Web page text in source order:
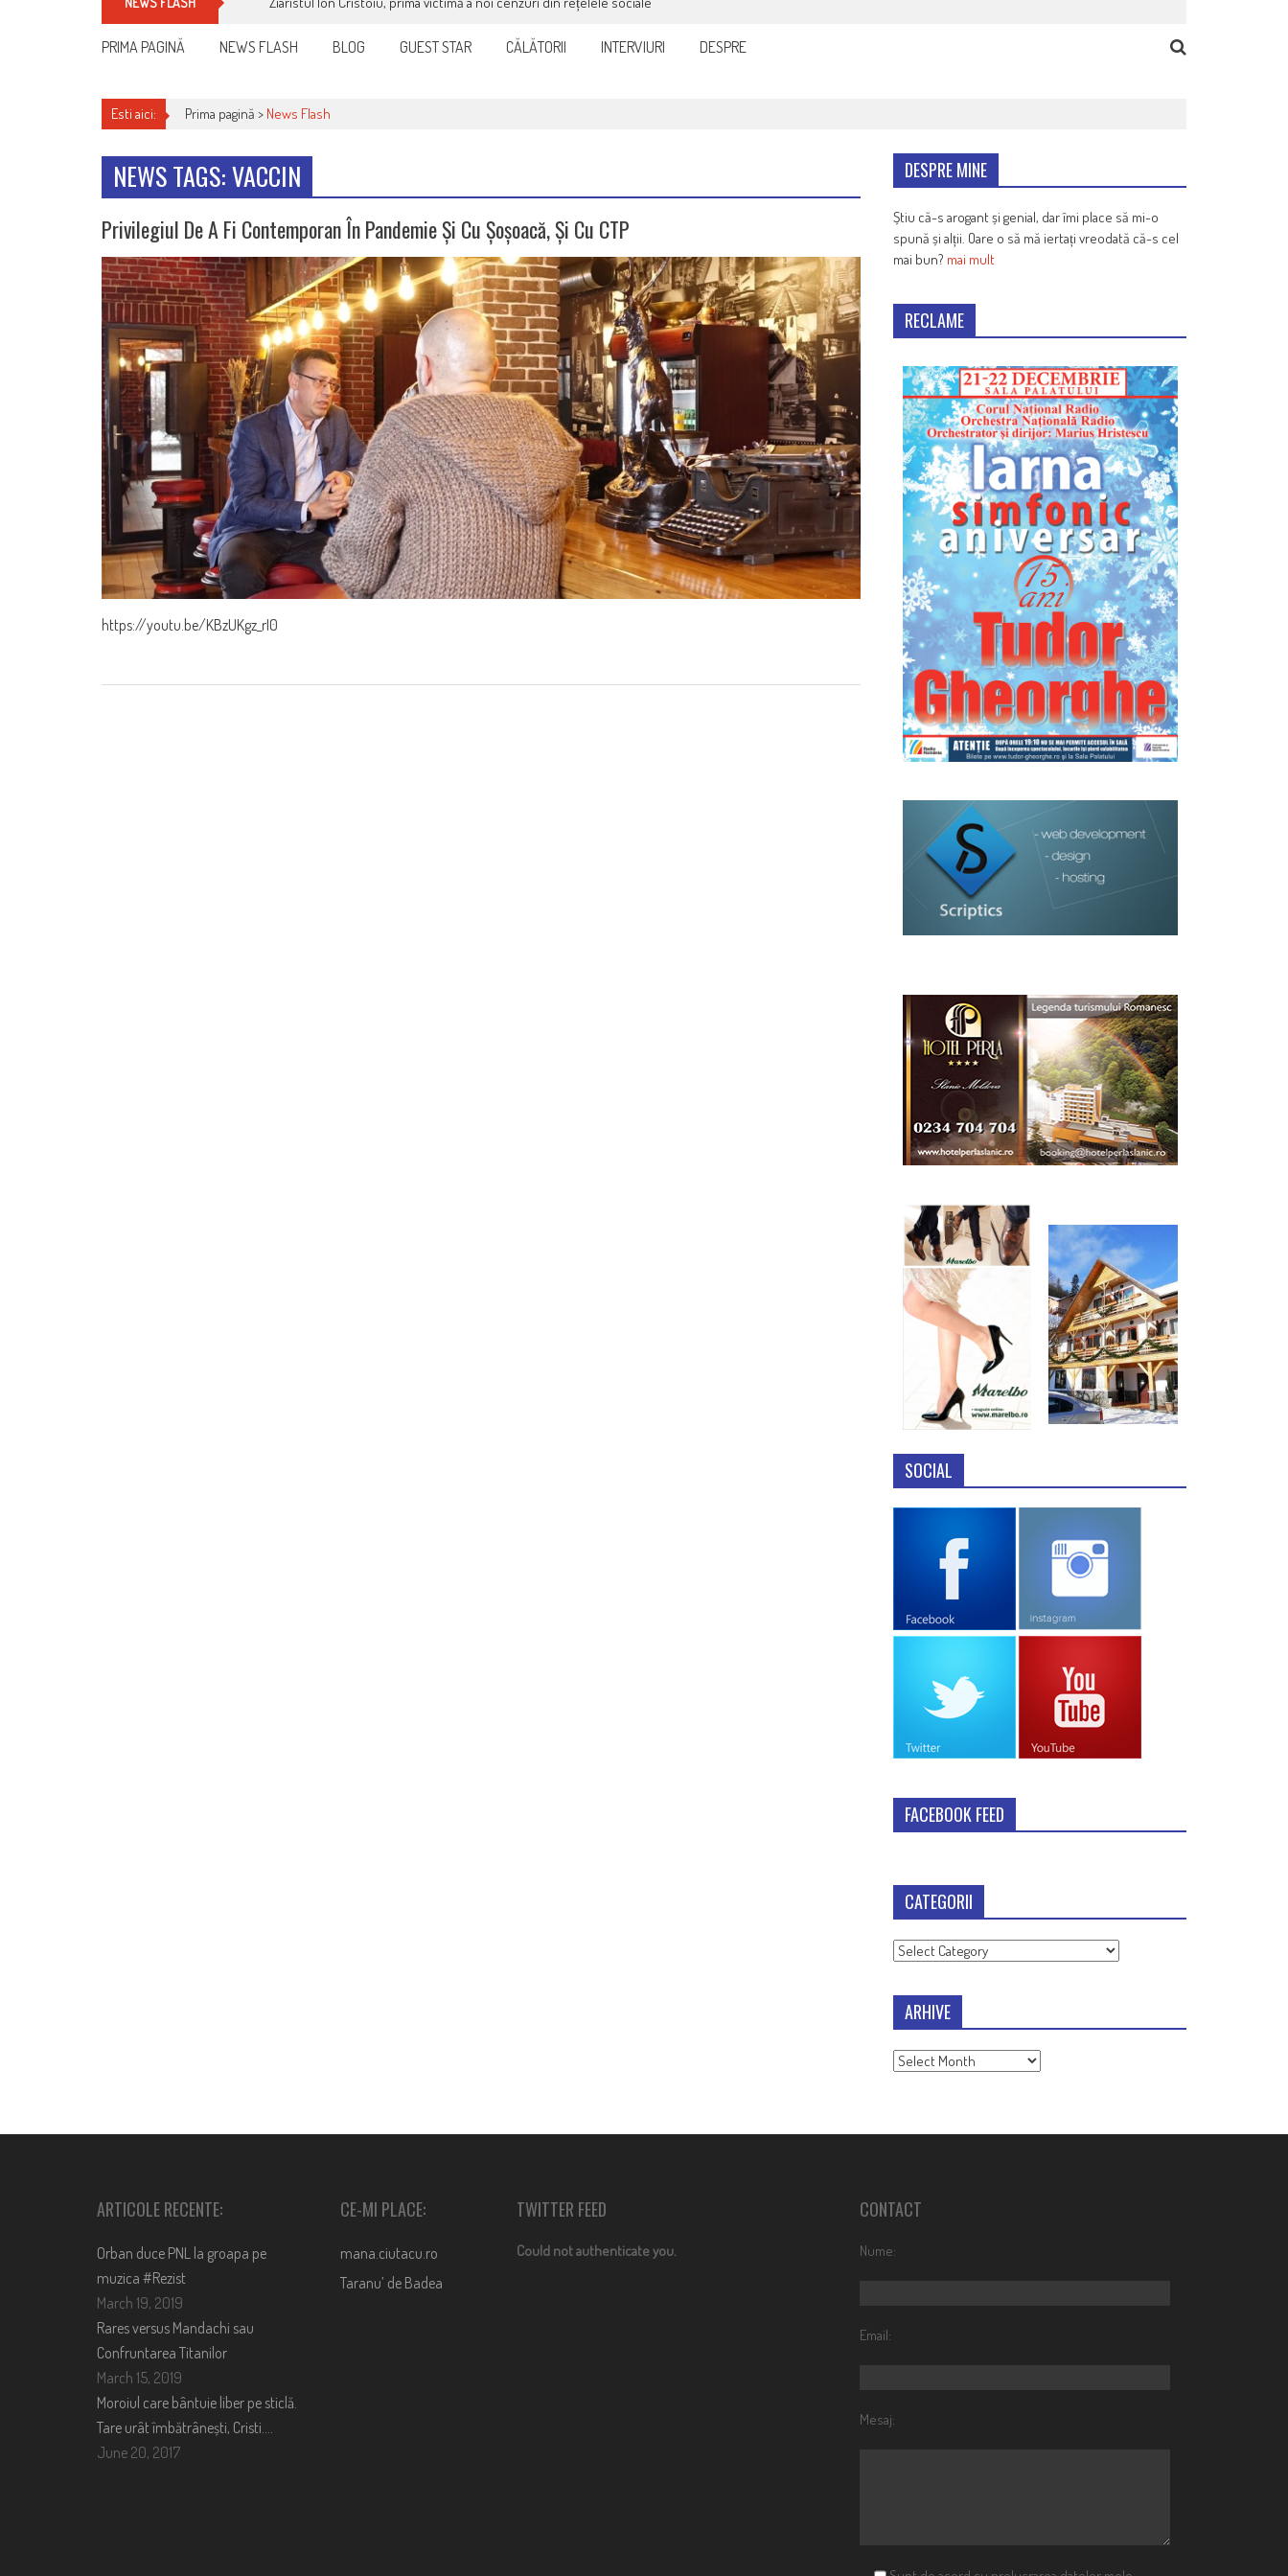
PRIMA PAGINĂ NEWS FLASH BLOG GUEST STAR CĂLĂTORII INTERVIURI DESPRE
Esti aici: Prima pagină > News Flash
NEWS TAGS: VACCIN
Privilegiul De A Fi Contemporan În Pandemie Și Cu Șoșoacă, Și Cu CTP
https://youtu.be/KBzUKgz_rI0
DESPRE MINE
Știu că-s arogant și genial, dar îmi place să mi-o
spună și alții. Oare o să mă iertați vreodată că-s cel
mai bun? mai mult
RECLAME
SOCIAL
FACEBOOK FEED
CATEGORII
Categorii
ARHIVE
Arhive
ARTICOLE RECENTE:
Orban duce PNL la groapa pe
muzica #Rezist
March 19, 2019
Rares versus Mandachi sau
Confruntarea Titanilor
March 15, 2019
Moroiul care bântuie liber pe sticlă.
Tare urât îmbătrânești, Cristi….
June 20, 2017
CE-MI PLACE:
mana.ciutacu.ro
Taranu’ de Badea
TWITTER FEED
Could not authenticate you.
CONTACT
Nume:
Email:
Mesaj: